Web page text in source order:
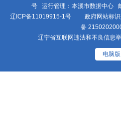
号 运行管理：本溪市数据中心
辽ICP备11019915-1号 政府网站标
备
辽宁省互联网违法和不良信息
电脑版